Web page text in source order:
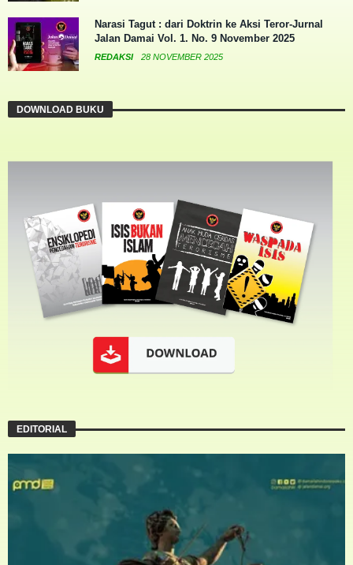
Narasi Tagut : dari Doktrin ke Aksi Teror-Jurnal
Jalan Damai Vol. 1. No. 9 November 2025
REDAKSI 28 NOVEMBER 2025
DOWNLOAD BUKU
EDITORIAL